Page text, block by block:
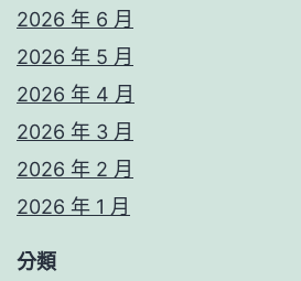
2026 年 6 月
2026 年 5 月
2026 年 4 月
2026 年 3 月
2026 年 2 月
2026 年 1 月
分類